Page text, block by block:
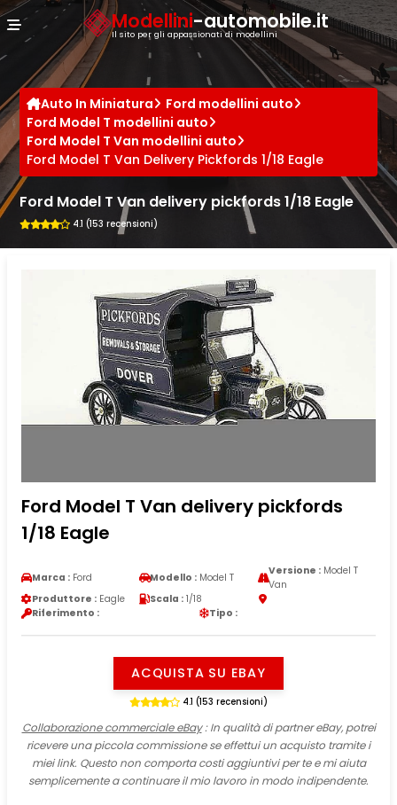
Modellini-automobile.it
Il sito per gli appassionati di modellini
Auto In Miniatura
Ford modellini auto
Ford Model T modellini auto
Ford Model T Van modellini auto
Ford Model T Van Delivery Pickfords 1/18 Eagle
Ford Model T Van delivery pickfords 1/18 Eagle
4.1 (153 recensioni)
Ford Model T Van delivery pickfords
1/18 Eagle
Marca : Ford Modello : Model T
Versione :Model T
Van
Produttore : Eagle Scala : 1/18
Riferimento :
Tipo :
ACQUISTA SU EBAY
4.1 (153 recensioni)
Collaborazione commerciale eBay: In qualità di partner eBay, potrei
ricevere una piccola commissione se effettui un acquisto tramite i
miei link. Questo non comporta costi aggiuntivi per te e mi aiuta
semplicemente a continuare il mio lavoro in modo indipendente.
Cookies management panel